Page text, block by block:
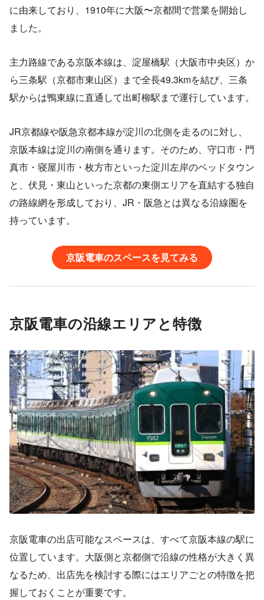
に由来しており、1910年に大阪〜京都間で営業を開始し
ました。
主力路線である京阪本線は、淀屋橋駅（大阪市中央区）か
ら三条駅（京都市東山区）まで全長49.3kmを結び、三条
駅からは鴨東線に直通して出町柳駅まで運行しています。
JR京都線や阪急京都本線が淀川の北側を走るのに対し、
京阪本線は淀川の南側を通ります。そのため、守口市・門
真市・寝屋川市・枚方市といった淀川左岸のベッドタウン
と、伏見・東山といった京都の東側エリアを直結する独自
の路線網を形成しており、JR・阪急とは異なる沿線圏を
持っています。
京阪電車のスペースを見てみる
京阪電車の沿線エリアと特徴
京阪電車の出店可能なスペースは、すべて京阪本線の駅に
位置しています。大阪側と京都側で沿線の性格が大きく異
なるため、出店先を検討する際にはエリアごとの特徴を把
握しておくことが重要です。